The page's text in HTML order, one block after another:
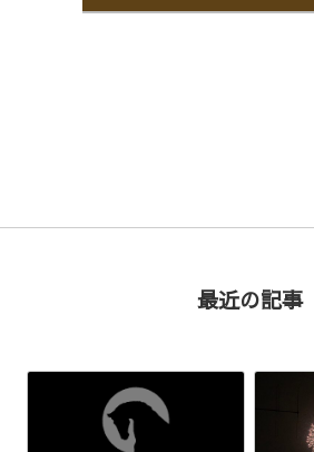
最近の記事